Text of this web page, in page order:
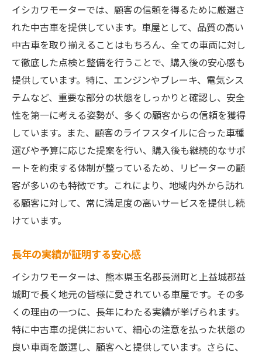
車屋イシカワモーターの信頼と実績が熊本で支
持される理由
長年の経験がもたらす信頼性
地域との深い関係性
丁寧な顧客対応の重要性
高品質サービスの提供
顧客満足度向上への取り組み
長期的なカーライフサポート
丁寧な接客と柔軟な対応が魅力の熊本の車屋
お客様のニーズに応じた柔軟対応
プロフェッショナルな接客技術
顧客の声を反映したサービス改善
地域密着型のアットホームな雰囲気
顧客との長期的な関係構築
アフターサポートも充実！熊本の車屋イシカワ
モーター
購入後も安心のサポート体制
イシカワモーターでは、顧客の信頼を得るために厳選さ
れた中古車を提供しています。車屋として、品質の高い
中古車を取り揃えることはもちろん、全ての車両に対し
て徹底した点検と整備を行うことで、購入後の安心感も
提供しています。特に、エンジンやブレーキ、電気シス
テムなど、重要な部分の状態をしっかりと確認し、安全
性を第一に考える姿勢が、多くの顧客からの信頼を獲得
しています。また、顧客のライフスタイルに合った車種
選びや予算に応じた提案を行い、購入後も継続的なサポ
ートを約束する体制が整っているため、リピーターの顧
客が多いのも特徴です。これにより、地域内外から訪れ
る顧客に対して、常に満足度の高いサービスを提供し続
けています。
長年の実績が証明する安心感
イシカワモーターは、熊本県玉名郡長洲町と上益城郡益
城町で長く地元の皆様に愛されている車屋です。その多
くの理由の一つに、長年にわたる実績が挙げられます。
特に中古車の提供において、細心の注意を払った状態の
良い車両を厳選し、顧客へと提供しています。さらに、